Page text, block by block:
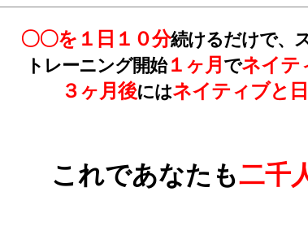
〇〇を１日１０分続けるだけで、
トレーニング開始１ヶ月 でネイテ
３ヶ月後にはネイティブと
これであなたも二千